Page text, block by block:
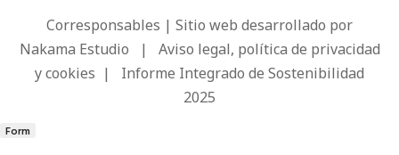
Corresponsables | Sitio web desarrollado por
Nakama Estudio | Aviso legal, política de privacidad
y cookies | Informe Integrado de Sostenibilidad
2025
Form